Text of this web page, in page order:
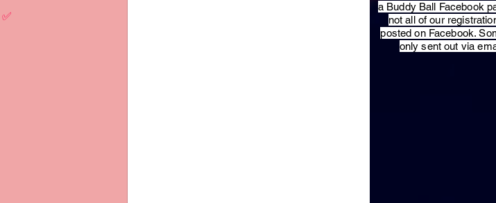
✅
a Buddy Ball Facebook
not all of our
posted on Facebook.
only sent out via